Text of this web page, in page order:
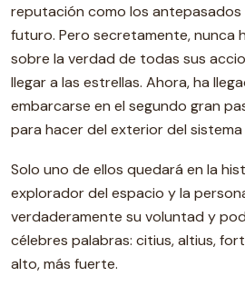
reputación como los antepasados
futuro. Pero secretamente, nunca
sobre la verdad de todas sus
llegar a las estrellas. Ahora, ha
embarcarse en el segundo gran
para hacer del exterior del
Solo uno de ellos quedará en la
explorador del espacio y la
verdaderamente su voluntad y
célebres palabras: citius, altius,
alto, más fuerte.